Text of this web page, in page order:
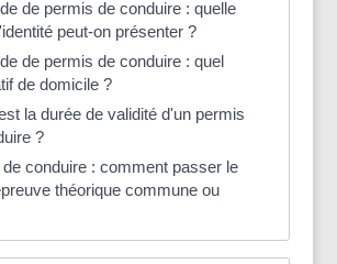
de permis de conduire : quelle
peut-on présenter ?
de permis de conduire : quel
de domicile ?
la durée de validité d'un permis
?
conduire : comment passer le
théorique commune ou